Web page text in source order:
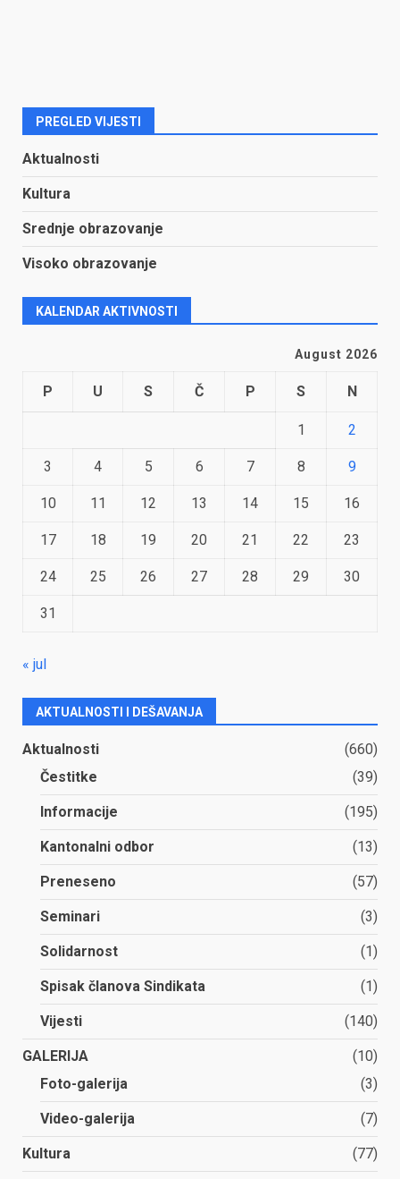
PREGLED VIJESTI
Aktualnosti
Kultura
Srednje obrazovanje
Visoko obrazovanje
KALENDAR AKTIVNOSTI
August 2026
P U S Č P S N
1 2
3 4 5 6 7 8 9
10 11 12 13 14 15 16
17 18 19 20 21 22 23
24 25 26 27 28 29 30
31
« jul
AKTUALNOSTI I DEŠAVANJA
Aktualnosti
(660)
Čestitke
(39)
Informacije (195)
Kantonalni odbor (13)
Preneseno (57)
Seminari (3)
Solidarnost (1)
Spisak članova Sindikata (1)
Vijesti (140)
GALERIJA
(10)
Foto-galerija
(3)
Video-galerija (7)
Kultura (77)